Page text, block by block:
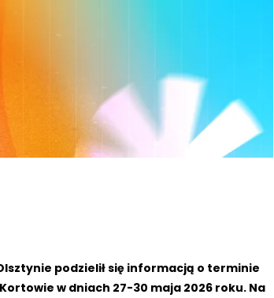
podzielił się informacją o terminie
w dniach 27-30 maja 2026 roku. Na